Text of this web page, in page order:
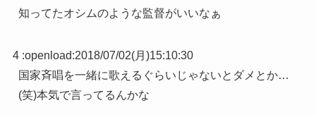
知ってたオシムのような監督がいいなぁ
4 :openload:2018/07/02(月)15:10:30
国家斉唱を一緒に歌えるぐらいじゃないとダメとか…
(笑)本気で言ってるんかな